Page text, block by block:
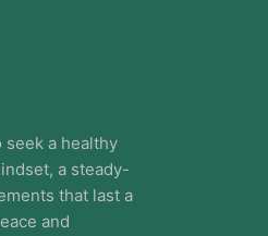
seek a healthy
a steady-
that last a
and